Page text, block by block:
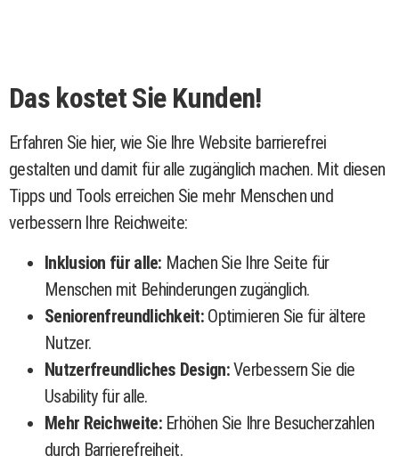
Das kostet Sie Kunden!
Erfahren Sie hier, wie Sie Ihre Website barrierefrei
gestalten und damit für alle zugänglich machen. Mit diesen
Tipps und Tools erreichen Sie mehr Menschen und
verbessern Ihre Reichweite:
Inklusion für alle: Machen Sie Ihre Seite für
Menschen mit Behinderungen zugänglich.
Seniorenfreundlichkeit:Optimieren Sie für ältere
Nutzer.
Nutzerfreundliches Design:Verbessern Sie die
Usability für alle.
Mehr Reichweite:Erhöhen Sie Ihre Besucherzahlen
durch Barrierefreiheit.